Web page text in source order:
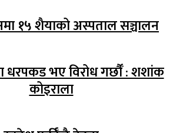
१५ शैयाको अस्पताल सञ्चालन
धरपकड भए विरोध गर्छौँं : शशांक
कोइराला